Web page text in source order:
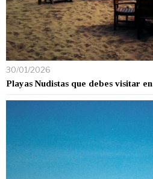
30/01/2026
Playas Nudistas que debes visitar